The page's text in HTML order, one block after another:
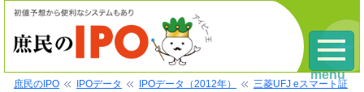
庶民のIPO IPOデータ IPOデータ（2012年）
三菱UFJ eスマート証
menu